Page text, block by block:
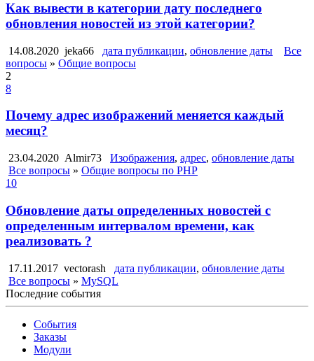
Как вывести в категории дату последнего
обновления новостей из этой категории?
14.08.2020 jeka66 дата публикации, обновление даты
Все
вопросы » Общие вопросы
2
8
Почему адрес изображений меняется каждый
месяц?
23.04.2020 Almir73 Изображения, адрес, обновление даты
Все вопросы » Общие вопросы по PHP
10
Обновление даты определенных новостей с
определенным интервалом времени, как
реализовать ?
17.11.2017 vectorash дата публикации, обновление даты
Все вопросы » MySQL
Последние события
События
Заказы
Модули